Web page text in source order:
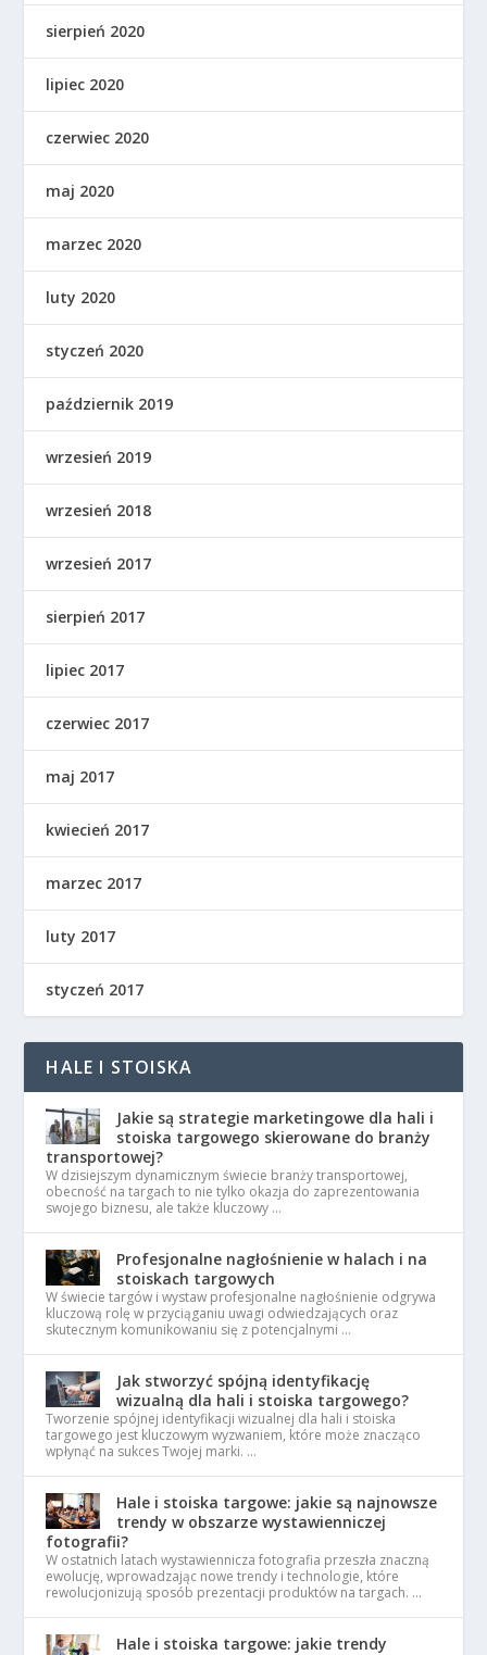
sierpień 2020
lipiec 2020
czerwiec 2020
maj 2020
marzec 2020
luty 2020
styczeń 2020
październik 2019
wrzesień 2019
wrzesień 2018
wrzesień 2017
sierpień 2017
lipiec 2017
czerwiec 2017
maj 2017
kwiecień 2017
marzec 2017
luty 2017
styczeń 2017
HALE I STOISKA
Jakie są strategie marketingowe dla hali i
stoiska targowego skierowane do branży
transportowej?
W dzisiejszym dynamicznym świecie branży transportowej,
obecność na targach to nie tylko okazja do zaprezentowania
swojego biznesu, ale także kluczowy …
Profesjonalne nagłośnienie w halach i na
stoiskach targowych
W świecie targów i wystaw profesjonalne nagłośnienie odgrywa
kluczową rolę w przyciąganiu uwagi odwiedzających oraz
skutecznym komunikowaniu się z potencjalnymi …
Jak stworzyć spójną identyfikację
wizualną dla hali i stoiska targowego?
Tworzenie spójnej identyfikacji wizualnej dla hali i stoiska
targowego jest kluczowym wyzwaniem, które może znacząco
wpłynąć na sukces Twojej marki. …
Hale i stoiska targowe: jakie są najnowsze
trendy w obszarze wystawienniczej
fotografii?
W ostatnich latach wystawiennicza fotografia przeszła znaczną
ewolucję, wprowadzając nowe trendy i technologie, które
rewolucjonizują sposób prezentacji produktów na targach. …
Hale i stoiska targowe: jakie trendy